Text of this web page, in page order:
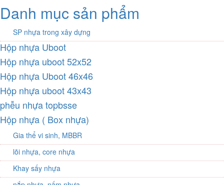
Danh mục sản phẩm
SP nhựa trong xây dựng
Hộp nhựa Uboot
Hộp nhựa uboot 52x52
Hộp nhựa Uboot 46x46
Hộp nhựa uboot 43x43
phễu nhựa topbsse
Hộp nhựa ( Box nhựa)
Gia thể vi sinh, MBBR
lõi nhựa, core nhựa
Khay sấy nhựa